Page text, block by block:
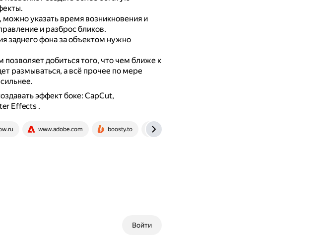
указать время возникновения и
и разброс бликов.
заднего фона за объектом нужно
позволяет добиться того, что чем ближе к
размываться, а всё прочее по мере
эффект боке: CapCut,
Effects .
www.adobe.com boosty.to
Войти